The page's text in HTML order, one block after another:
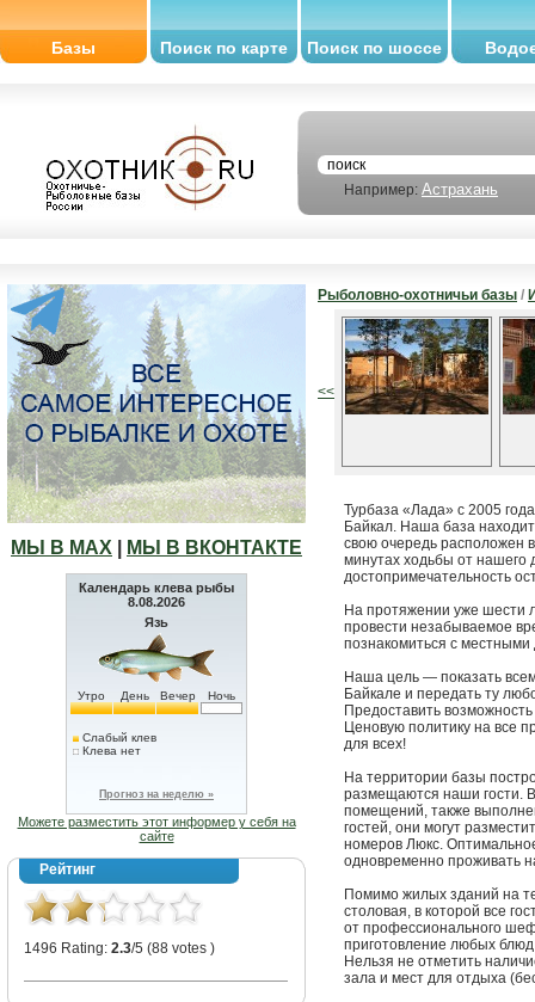
Базы Поиск по карте Поиск по шоссе
Например: Астрахань
МЫ В МАХ МЫ В ВКОНТАКТЕ
Календарь клева рыбы
8.08.2026
Язь
Утро День Вечер Ночь
Слабый клев
Клева нет
Прогноз на неделю »
Можете разместить этот информер у себя на
сайте
Рейтинг
1496 Rating: 2.3/5 (88 votes )
Рыболовно-охотничьи базы /
<<
Турбаза «Лада» с 2005
Байкал. Наша база
свою очередь расположен
минутах ходьбы от нашего
достопримечательность
На протяжении уже шести
провести незабываемое
познакомиться с
Наша цель — показать
Байкале и передать ту
Предоставить
Ценовую политику на все
для всех!
На территории базы
размещаются наши гости.
помещений, также
гостей, они могут
номеров Люкс.
одновременно проживать
Помимо жилых зданий на
столовая, в которой все
от профессионального
приготовление любых блюд
Нельзя не отметить
зала и мест для отдыха